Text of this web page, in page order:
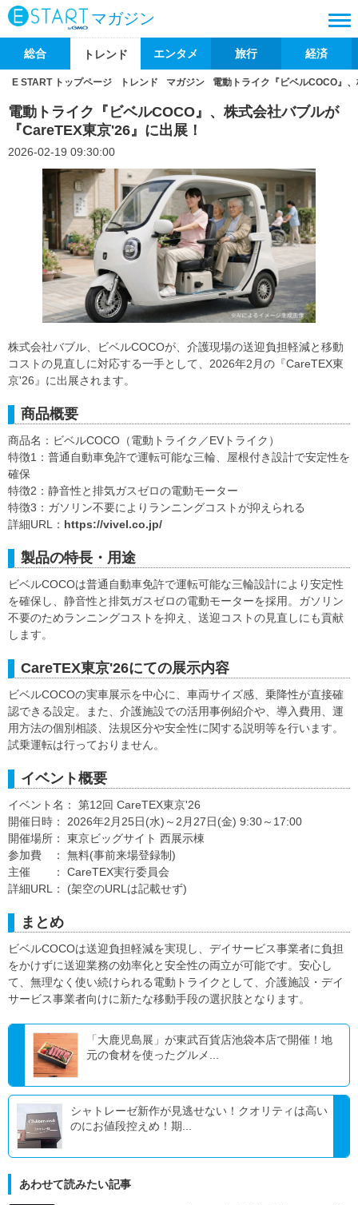
マガジン
総合 トレンド エンタメ 旅行 経済
E START トップページ トレンド マガジン 電動トライク『ビベルCOCO』
電動トライク『ビベルCOCO』、株式会社バブルが
『CareTEX東京'26』に出展！
2026-02-19 09:30:00
株式会社バブル、ビベルCOCOが、介護現場の送迎負担軽減と移動
コストの見直しに対応する一手として、2026年2月の『CareTEX東
京'26』に出展されます。
商品概要
商品名：ビベルCOCO（電動トライク／EVトライク）
特徴1：普通自動車免許で運転可能な三輪、屋根付き設計で安定性を
確保
特徴2：静音性と排気ガスゼロの電動モーター
特徴3：ガソリン不要によりランニングコストが抑えられる
詳細URL： https://vivel.co.jp/
製品の特長・用途
ビベルCOCOは普通自動車免許で運転可能な三輪設計により安定性
を確保し、静音性と排気ガスゼロの電動モーターを採用。ガソリン
不要のためランニングコストを抑え、送迎コストの見直しにも貢献
します。
CareTEX東京'26にての展示内容
ビベルCOCOの実車展示を中心に、車両サイズ感、乗降性が直接確
認できる設定。また、介護施設での活用事例紹介や、導入費用、運
用方法の個別相談、法規区分や安全性に関する説明等を行います。
試乗運転は行っておりません。
イベント概要
イベント名： 第12回 CareTEX東京'26
開催日時： 2026年2月25日(水)～2月27日(金) 9:30～17:00
開催場所： 東京ビッグサイト 西展示棟
参加費 ： 無料(事前来場登録制)
主催 ： CareTEX実行委員会
詳細URL： (架空のURLは記載せず)
まとめ
ビベルCOCOは送迎負担軽減を実現し、デイサービス事業者に負担
をかけずに送迎業務の効率化と安全性の両立が可能です。安心し
て、無理なく使い続けられる電動トライクとして、介護施設・デイ
サービス事業者向けに新たな移動手段の選択肢となります。
「大鹿児島展」が東武百貨店池袋本店で開催！地
元の食材を使ったグルメ...
シャトレーゼ新作が見逃せない！クオリティは高い
のにお値段控えめ！期...
あわせて読みたい記事